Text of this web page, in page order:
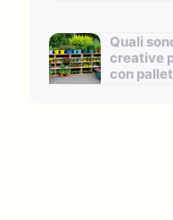
Quali
creative
con